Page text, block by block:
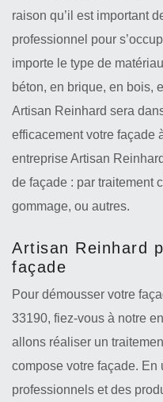
raison qu’il est important
professionnel pour
importe le type de
béton, en brique, en bois,
Artisan Reinhard sera
efficacement votre façade
entreprise Artisan
de façade : par traitement
gommage, ou autres.
Artisan Reinhard
façade
Pour démousser votre
33190, fiez-vous à notre
allons réaliser un
compose votre façade.
professionnels et des